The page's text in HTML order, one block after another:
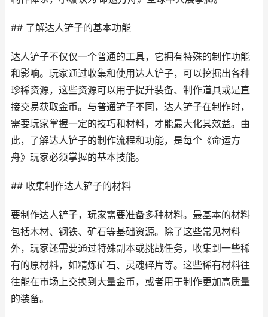
## 了解达人铲子的基本功能
达人铲子不仅仅一个普通的工具，它拥有特殊的制作功能
和影响。玩家通过收集和使用达人铲子，可以挖掘出各种
珍稀资源，这些资源可以用于提升装备、制作道具或是直
接交易获取金币。与普通铲子不同，达人铲子在制作时，
需要玩家掌握一定的技巧和材料，才能最大化其效益。由
此，了解达人铲子的制作流程和功能，是每个《命运方
舟》玩家必须掌握的基本技能。
## 收集制作达人铲子的材料
要制作达人铲子，玩家需要准备多种材料。最基本的材料
包括木材、钢铁、矿石等基础资源。除了这些常见材料
外，玩家还需要通过特殊副本或挑战任务，收集到一些稀
有的原材料，如精炼矿石、灵魂碎片等。这些稀有材料往
往能在市场上交换到大量金币，或者用于制作更加高质量
的装备。